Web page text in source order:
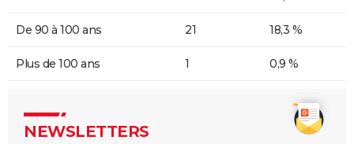
De 90 à 100 ans 21 18,3 %
Plus de 100 ans 1 0,9 %
NEWSLETTERS